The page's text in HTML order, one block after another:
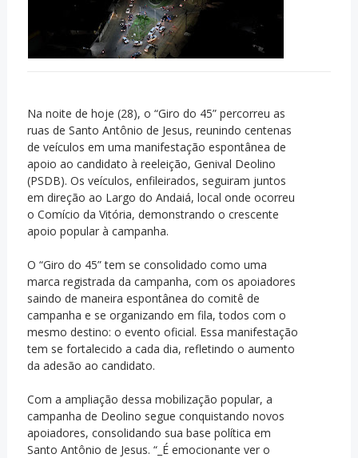
Na noite de hoje (28), o “Giro do 45” percorreu as
ruas de Santo Antônio de Jesus, reunindo centenas
de veículos em uma manifestação espontânea de
apoio ao candidato à reeleição, Genival Deolino
(PSDB). Os veículos, enfileirados, seguiram juntos
em direção ao Largo do Andaiá, local onde ocorreu
o Comício da Vitória, demonstrando o crescente
apoio popular à campanha.
O “Giro do 45” tem se consolidado como uma
marca registrada da campanha, com os apoiadores
saindo de maneira espontânea do comitê de
campanha e se organizando em fila, todos com o
mesmo destino: o evento oficial. Essa manifestação
tem se fortalecido a cada dia, refletindo o aumento
da adesão ao candidato.
Com a ampliação dessa mobilização popular, a
campanha de Deolino segue conquistando novos
apoiadores, consolidando sua base política em
Santo Antônio de Jesus. “_É emocionante ver o